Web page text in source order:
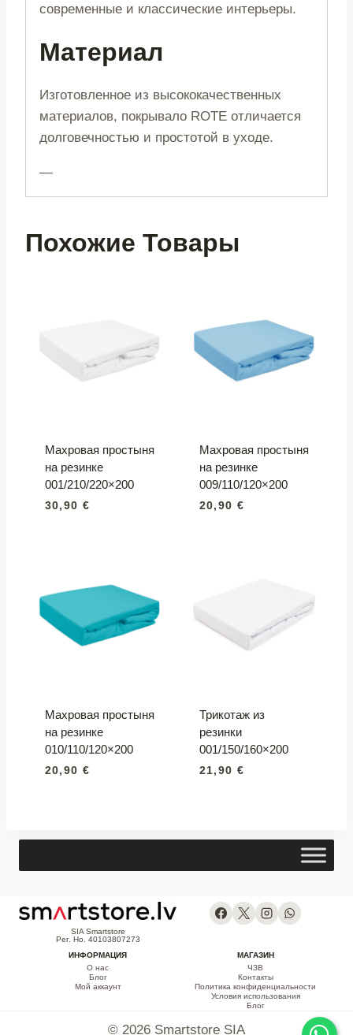
современные и классические интерьеры.
Материал
Изготовленное из высококачественных
материалов, покрывало ROTE отличается
долговечностью и простотой в уходе.
—
Похожие Товары
Махровая простыня
на резинке
001/210/220×200
30,90 €
Махровая простыня
на резинке
009/110/120×200
20,90 €
Махровая простыня
на резинке
010/110/120×200
20,90 €
Трикотаж из
резинки
001/150/160×200
21,90 €
SIA Smartstore
Рег. Но. 40103807273
ИНФОРМАЦИЯ
О нас
Блог
Мой аккаунт
МАГАЗИН
ЧЗВ
Контакты
Политика конфиденциальности
Условия использования
Блог
© 2026 Smartstore SIA